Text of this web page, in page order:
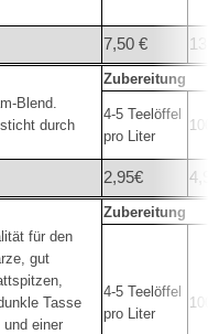
7,50 €
Zubereitung
Blend.
durch
4-5 Teelöffel
pro Liter
2,95€
Zubereitung
für den
gut
Tasse
einer
4-5 Teelöffel
pro Liter